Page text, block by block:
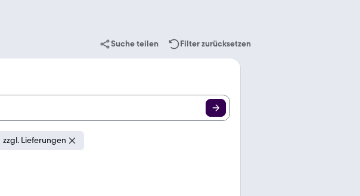
Suche teilen Filter zurücksetzen
zzgl. Lieferungen